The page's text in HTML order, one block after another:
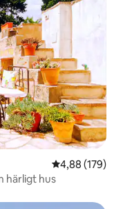
4,88 av 5 i
4,88 (179)
härligt hus